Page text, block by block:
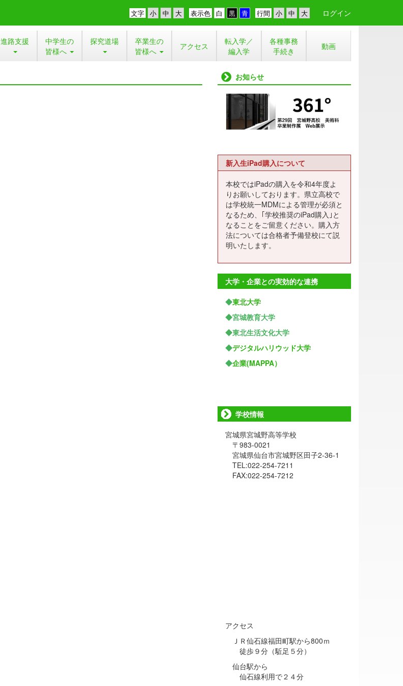
行間
表示色
文字 ログイン
進路支援
中学生の
皆様へ
探究道場
卒業生の
皆様へ
アクセス
転入学／
編入学
各種事務
手続き
動画
お知らせ
新入生iPad購入について
本校ではiPadの購入を令和4年度よ
りお願いしております。県立高校で
は学校統一MDMによる管理が必須と
なるため、｢学校推奨のiPad購入｣と
なることをご留意ください。購入方
法については合格者予備登校にて説
明いたします。
大学・企業との実効的な連携
◆東北大学
◆宮城教育大学
◆東北生活文化大学
◆デジタルハリウッド大学
◆企業(MAPPA）
学校情報
宮城県宮城野高等学校
〒983-0021
宮城県仙台市宮城野区田子2-36-1
TEL:022-254-7211
FAX:022-254-7212
アクセス
ＪＲ仙石線福田町駅から800ｍ
徒歩９分（駈足５分）
仙台駅から
仙石線利用で２４分